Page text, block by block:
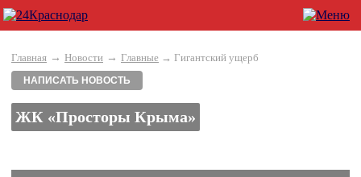
Главная → Новости → Главные → Гигантский ущерб
НАПИСАТЬ НОВОСТЬ
ЖК «Просторы Крыма»